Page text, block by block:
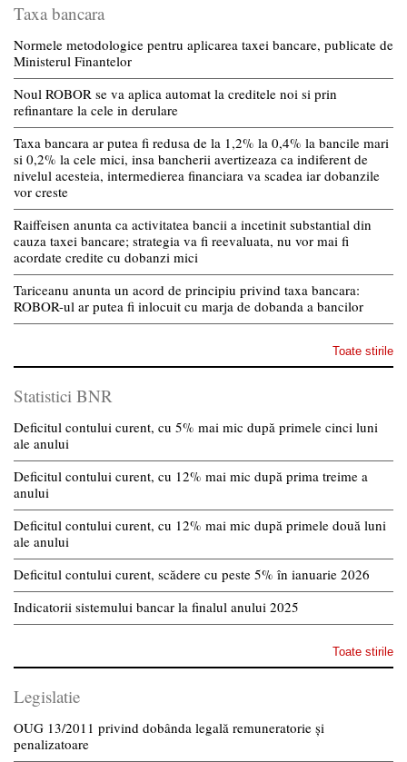
Taxa bancara
Normele metodologice pentru aplicarea taxei bancare, publicate de
Ministerul Finantelor
Noul ROBOR se va aplica automat la creditele noi si prin
refinantare la cele in derulare
Taxa bancara ar putea fi redusa de la 1,2% la 0,4% la bancile mari
si 0,2% la cele mici, insa bancherii avertizeaza ca indiferent de
nivelul acesteia, intermedierea financiara va scadea iar dobanzile
vor creste
Raiffeisen anunta ca activitatea bancii a incetinit substantial din
cauza taxei bancare; strategia va fi reevaluata, nu vor mai fi
acordate credite cu dobanzi mici
Tariceanu anunta un acord de principiu privind taxa bancara:
ROBOR-ul ar putea fi inlocuit cu marja de dobanda a bancilor
Toate stirile
Statistici BNR
Deficitul contului curent, cu 5% mai mic după primele cinci luni
ale anului
Deficitul contului curent, cu 12% mai mic după prima treime a
anului
Deficitul contului curent, cu 12% mai mic după primele două luni
ale anului
Deficitul contului curent, scădere cu peste 5% în ianuarie 2026
Indicatorii sistemului bancar la finalul anului 2025
Toate stirile
Legislatie
OUG 13/2011 privind dobânda legală remuneratorie și
penalizatoare